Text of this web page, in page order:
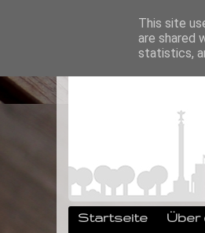
Startseite Über
This site
are shared
statistics,